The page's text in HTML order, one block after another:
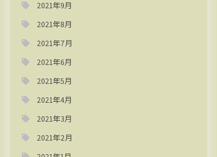
2021年9月
2021年8月
2021年7月
2021年6月
2021年5月
2021年4月
2021年3月
2021年2月